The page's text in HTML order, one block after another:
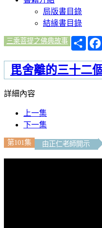
局版書目錄
結緣書目錄
三乘菩提之佛典故事
分
享
毘舍離的三十二
詳細內容
上一集
下一集
第101集 由正仁老師開示